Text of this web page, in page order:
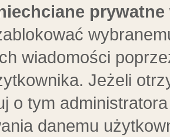
wiadomości
Jeżeli
o tym
danemu